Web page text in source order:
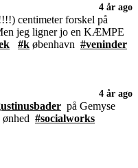
4 år ago
centimeter forskel på
jeg ligner jo en KÆMPE
#k øbenhavn #veninder
4 år ago
på Gemyse
ønhed #socialworks